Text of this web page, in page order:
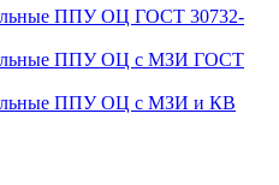
ППУ ОЦ ГОСТ 30732-
ППУ ОЦ с МЗИ ГОСТ
ППУ ОЦ с МЗИ и КВ